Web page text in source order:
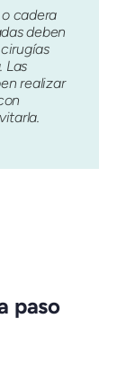
cadera
deben
Las
realizar
paso